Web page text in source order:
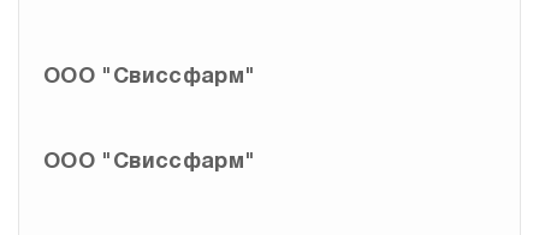
ООО "Свиссфарм"
ООО "Свиссфарм"